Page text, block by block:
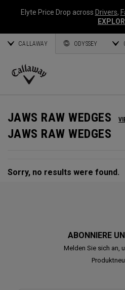
Elyte Price Drop across Drivers,
CALLAWAY ODYSSEY
Callaway
JAWS RAW WEDGES
JAWS RAW WEDGES
Sorry, no results were found.
ABONNIERE
Melden Sie sich an,